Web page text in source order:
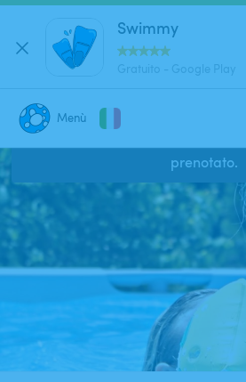
Swimmy
Menù
Dove stai cercando una piscina?
prenotato.